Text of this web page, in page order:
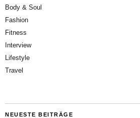
Body & Soul
Fashion
Fitness
Interview
Lifestyle
Travel
NEUESTE BEITRÄGE